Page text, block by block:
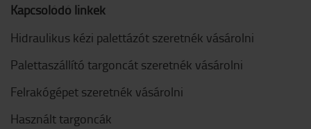
Kapcsolódó linkek
Hidraulikus kézi palettázót szeretnék vásárolni
Palettaszállító targoncát szeretnék vásárolni
Felrakógépet szeretnék vásárolni
Használt targoncák